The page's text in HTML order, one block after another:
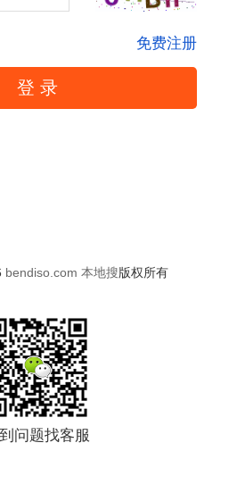
免费注册
bendiso.com 本地搜版权所有
问题找客服